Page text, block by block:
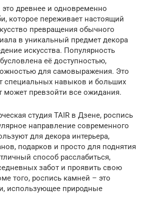
древнее и одновременно
которое переживает настоящий
превращения обычного
в уникальный предмет декора
искусства. Популярность
её доступностью,
для самовыражения. Это
специальных навыков и больших
может превзойти все ожидания.
студия TAIR в Дзене, роспись
направление современного
для декора интерьера,
подарков и просто для поднятия
способ расслабиться,
забот и проявить свою
того, роспись камней – это
использующее природные